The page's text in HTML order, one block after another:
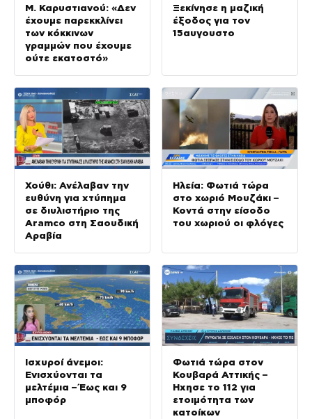
Μ. Καρυστιανού: «Δεν
έχουμε παρεκκλίνει
των κόκκινων
γραμμών που έχουμε
ούτε εκατοστό»
Ξεκίνησε η μαζική
έξοδος για τον
15αυγουστο
Χούθι: Ανέλαβαν την
ευθύνη για χτύπημα
σε διυλιστήριο της
Aramco στη Σαουδική
Αραβία
Ηλεία: Φωτιά τώρα
στο χωριό Μουζάκι –
Κοντά στην είσοδο
του χωριού οι φλόγες
Ισχυροί άνεμοι:
Ενισχύονται τα
μελτέμια – Έως και 9
μποφόρ
Φωτιά τώρα στον
Κουβαρά Αττικής –
Ήχησε το 112 για
ετοιμότητα των
κατοίκων